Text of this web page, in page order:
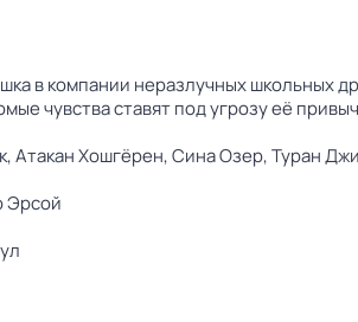
в компании неразлучных школьных
чувства ставят под угрозу её
Атакан Хошгёрен,Сина Озер,Туран
Эрсой